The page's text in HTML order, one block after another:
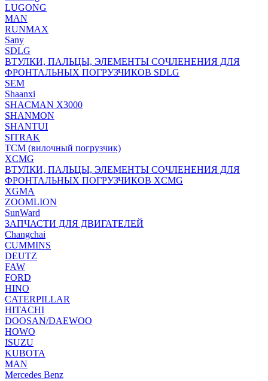
LUGONG
MAN
RUNMAX
Sany
SDLG
ВТУЛКИ, ПАЛЬЦЫ, ЭЛЕМЕНТЫ СОЧЛЕНЕНИЯ ДЛЯ
ФРОНТАЛЬНЫХ ПОГРУЗЧИКОВ SDLG
SEM
Shaanxi
SHACMAN X3000
SHANMON
SHANTUI
SITRAK
TCM (вилочный погрузчик)
XCMG
ВТУЛКИ, ПАЛЬЦЫ, ЭЛЕМЕНТЫ СОЧЛЕНЕНИЯ ДЛЯ
ФРОНТАЛЬНЫХ ПОГРУЗЧИКОВ XCMG
XGMA
ZOOMLION
SunWard
ЗАПЧАСТИ ДЛЯ ДВИГАТЕЛЕЙ
Changchai
CUMMINS
DEUTZ
FAW
FORD
HINO
CATERPILLAR
HITACHI
DOOSAN/DAEWOO
HOWO
ISUZU
KUBOTA
MAN
Mercedes Benz